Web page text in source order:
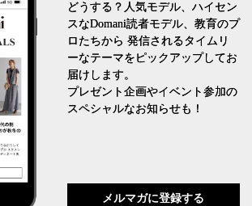
どうする？人気モデル、ハイセン
スなDomani読者モデル、教育のプ
ロたちから 発信されるタイムリ
ーなテーマをピックアップしてお
届けします。
プレゼント企画やイベント参加の
スペシャルなお知らせも！
メルマガに登録する